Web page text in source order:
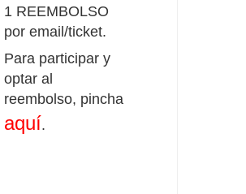
1 REEMBOLSO
por email/ticket.
Para participar y
optar al
reembolso, pincha
aquí.